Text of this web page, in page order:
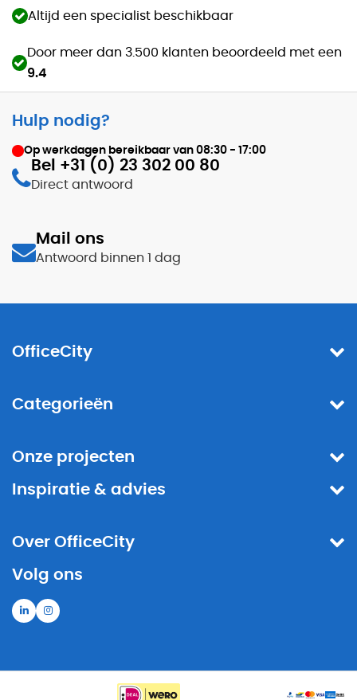
Altijd een specialist beschikbaar
Door meer dan 3.500 klanten beoordeeld met een
9.4
Hulp nodig?
Op werkdagen bereikbaar van 08:30 - 17:00
Bel +31 (0) 23 302 00 80
Direct antwoord
Mail ons
Antwoord binnen 1 dag
OfficeCity
Categorieën
Onze projecten
Inspiratie & advies
Over OfficeCity
Volg ons